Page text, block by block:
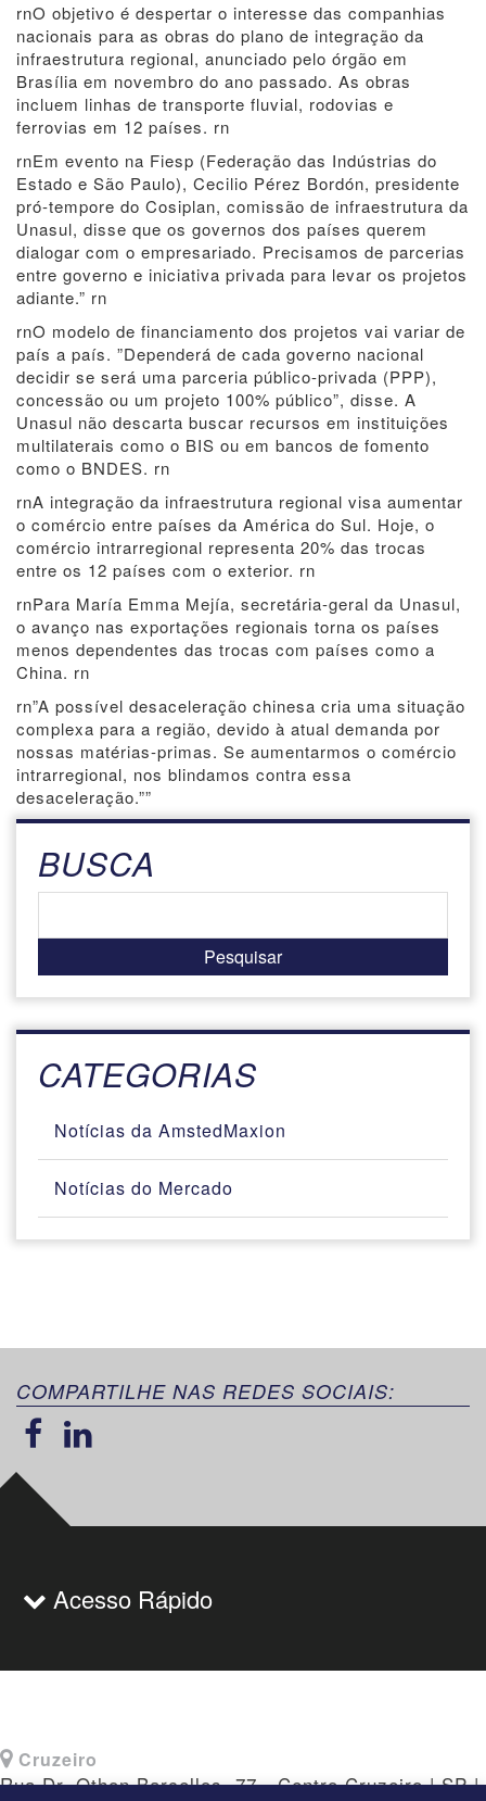
rnO objetivo é despertar o interesse das companhias
nacionais para as obras do plano de integração da
infraestrutura regional, anunciado pelo órgão em
Brasília em novembro do ano passado. As obras
incluem linhas de transporte fluvial, rodovias e
ferrovias em 12 países. rn
rnEm evento na Fiesp (Federação das Indústrias do
Estado e São Paulo), Cecilio Pérez Bordón, presidente
pró-tempore do Cosiplan, comissão de infraestrutura da
Unasul, disse que os governos dos países querem
dialogar com o empresariado. Precisamos de parcerias
entre governo e iniciativa privada para levar os projetos
adiante.” rn
rnO modelo de financiamento dos projetos vai variar de
país a país. ”Dependerá de cada governo nacional
decidir se será uma parceria público-privada (PPP),
concessão ou um projeto 100% público”, disse. A
Unasul não descarta buscar recursos em instituições
multilaterais como o BIS ou em bancos de fomento
como o BNDES. rn
rnA integração da infraestrutura regional visa aumentar
o comércio entre países da América do Sul. Hoje, o
comércio intrarregional representa 20% das trocas
entre os 12 países com o exterior. rn
rnPara María Emma Mejía, secretária-geral da Unasul,
o avanço nas exportações regionais torna os países
menos dependentes das trocas com países como a
China. rn
rn”A possível desaceleração chinesa cria uma situação
complexa para a região, devido à atual demanda por
nossas matérias-primas. Se aumentarmos o comércio
intrarregional, nos blindamos contra essa
desaceleração.””
BUSCA
CATEGORIAS
Notícias da AmstedMaxion
Notícias do Mercado
COMPARTILHE NAS REDES SOCIAIS:
Acesso Rápido
Cruzeiro
Rua Dr. Othon Barcellos, 77 - Centro Cruzeiro | SP |